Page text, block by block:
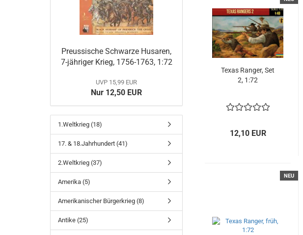
Texas Ranger, Set
2, 1:72
12,10 EUR
NEU
Preussische Schwarze Husaren,
7-jähriger Krieg, 1756-1763, 1:72
UVP 15,99 EUR
Nur 12,50 EUR
1.Weltkrieg (18)
17. & 18.Jahrhundert (41)
2.Weltkrieg (37)
Amerika (5)
Amerikanischer Bürgerkrieg (8)
Antike (25)